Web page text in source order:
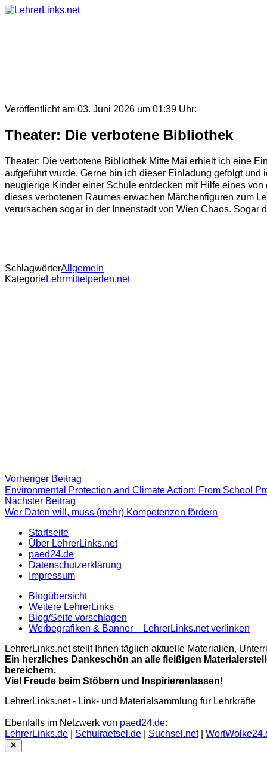
Skip
Veröffentlicht am 03. Juni 2026 um 01:39 Uhr:
Theater: Die verbotene Bibliothek
Theater: Die verbotene Bibliothek Mitte Mai erhielt ich eine
aufgeführt wurde. Gerne bin ich dieser Einladung gefolgt
neugierige Kinder einer Schule entdecken mit Hilfe eines
dieses verbotenen Raumes erwachen Märchenfiguren zum
verursachen sogar in der Innenstadt von Wien Chaos. Sogar
SchlagwörterAllgemein
KategorieLehrmittelperlen.net
Beitragsnavigation
Vorheriger Beitrag
Beitrag:
Environmental Protection and Climate Action: From School
Nächster Beitrag
Beitrag
Wer Daten will, muss (mehr) Kompetenzen fördern
Startseite
Über LehrerLinks.net
paed24.de
Datenschutzerklärung
Impressum
Blogübersicht
Weitere LehrerLinks
Blog/Seite vorschlagen
Werbegrafiken & Banner – LehrerLinks.net verlinken
LehrerLinks.net stellt Ihnen täglich aktuelle Materialien,
Ein herzliches Dankeschön an alle fleißigen
bereichern.
Viel Freude beim Stöbern und Inspirierenlassen!
LehrerLinks.net - Link- und Materialsammlung für Lehrkräfte
Ebenfalls im Netzwerk von paed24.de:
LehrerLinks.de
Schulraetsel.de Suchsel.net|
Close